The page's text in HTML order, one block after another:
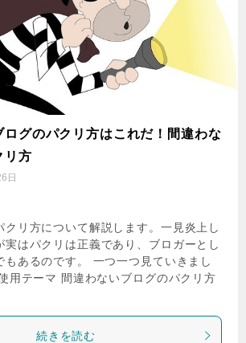
ログのパクリ方はこれだ！間違わな
リ方
日
クリ方について解説します。一見炎上し
実はパクリは正義であり、ブロガーとし
もあるのです。 一つ一つ見ていきまし
用テーマ 間違わないブログのパクリ方
続きを読む